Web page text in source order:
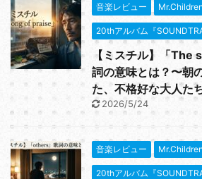
音楽レビュー Mr.Children
20thアルバム『
【ミスチル】「
詞の意味とは？〜朝
た、不格好な大人た
2026/5/24
音楽レビュー Mr.Children
20thアルバム『